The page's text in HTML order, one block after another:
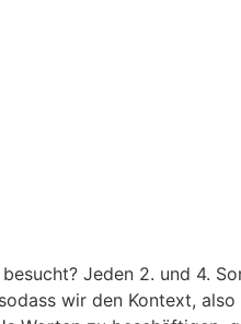
Jeden 2. und 4.
wir den Kontext,